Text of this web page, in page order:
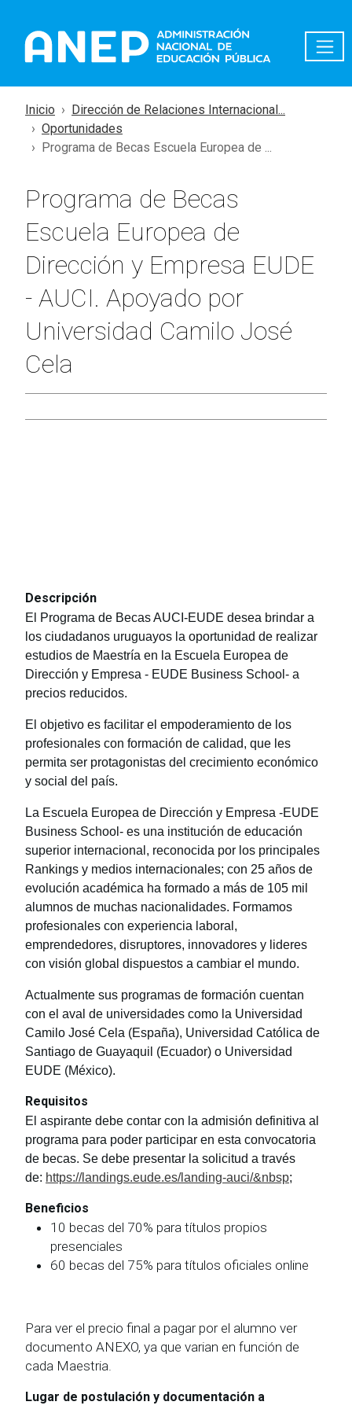
Inicio
Dirección de Relaciones Internacional...
Oportunidades
Programa de Becas Escuela Europea de ...
Programa de Becas
Escuela Europea de
Dirección y Empresa EUDE
- AUCI. Apoyado por
Universidad Camilo José
Cela
Descripción
El Programa de Becas AUCI-EUDE desea brindar a
los ciudadanos uruguayos la oportunidad de realizar
estudios de Maestría en la Escuela Europea de
Dirección y Empresa - EUDE Business School- a
precios reducidos.
El objetivo es facilitar el empoderamiento de los
profesionales con formación de calidad, que les
permita ser protagonistas del crecimiento económico
y social del país.
La Escuela Europea de Dirección y Empresa -EUDE
Business School- es una institución de educación
superior internacional, reconocida por los principales
Rankings y medios internacionales; con 25 años de
evolución académica ha formado a más de 105 mil
alumnos de muchas nacionalidades. Formamos
profesionales con experiencia laboral,
emprendedores, disruptores, innovadores y lideres
con visión global dispuestos a cambiar el mundo.
Actualmente sus programas de formación cuentan
con el aval de universidades como la Universidad
Camilo José Cela (España), Universidad Católica de
Santiago de Guayaquil (Ecuador) o Universidad
EUDE (México).
Requisitos
El aspirante debe contar con la admisión definitiva al
programa para poder participar en esta convocatoria
de becas. Se debe presentar la solicitud a través
de: https://landings.eude.es/landing-auci/&nbsp;
Beneficios
10 becas del 70% para títulos propios
presenciales
60 becas del 75% para títulos oficiales online
Para ver el precio final a pagar por el alumno ver
documento ANEXO, ya que varian en función de
cada Maestria.
Lugar de postulación y documentación a